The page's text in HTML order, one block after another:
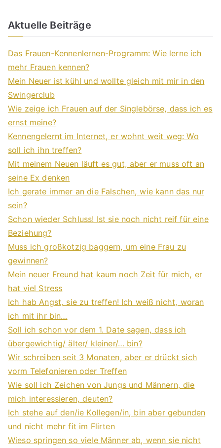
Aktuelle Beiträge
Das Frauen-Kennenlernen-Programm: Wie lerne ich
mehr Frauen kennen?
Mein Neuer ist kühl und wollte gleich mit mir in den
Swingerclub
Wie zeige ich Frauen auf der Singlebörse, dass ich es
ernst meine?
Kennengelernt im Internet, er wohnt weit weg: Wo
soll ich ihn treffen?
Mit meinem Neuen läuft es gut, aber er muss oft an
seine Ex denken
Ich gerate immer an die Falschen, wie kann das nur
sein?
Schon wieder Schluss! Ist sie noch nicht reif für eine
Beziehung?
Muss ich großkotzig baggern, um eine Frau zu
gewinnen?
Mein neuer Freund hat kaum noch Zeit für mich, er
hat viel Stress
Ich hab Angst, sie zu treffen! Ich weiß nicht, woran
ich mit ihr bin…
Soll ich schon vor dem 1. Date sagen, dass ich
übergewichtig/ älter/ kleiner/… bin?
Wir schreiben seit 3 Monaten, aber er drückt sich
vorm Telefonieren oder Treffen
Wie soll ich Zeichen von Jungs und Männern, die
mich interessieren, deuten?
Ich stehe auf den/ie Kollegen/in, bin aber gebunden
und nicht mehr fit im Flirten
Wieso springen so viele Männer ab, wenn sie nicht